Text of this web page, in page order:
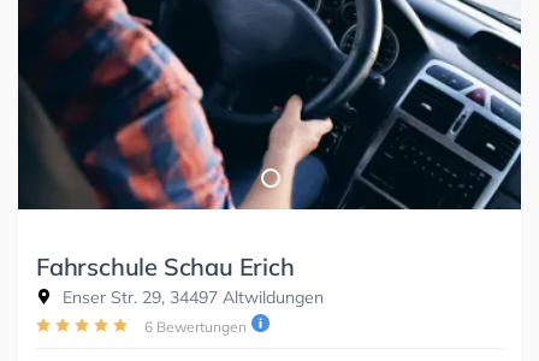
Fahrschule Schau Erich
Enser Str. 29, 34497 Altwildungen
6 Bewertungen